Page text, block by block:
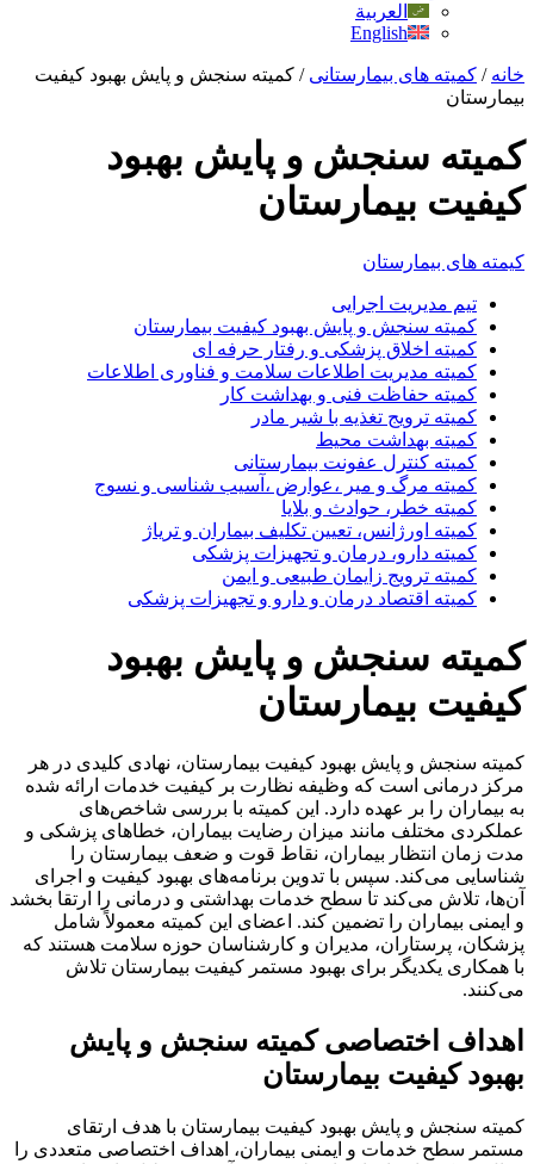
العربية
English
خانه / کمیته های بیمارستانی / کمیته سنجش و پایش بهبود کیفیت
بیمارستان
کمیته سنجش و پایش بهبود
کیفیت بیمارستان
کیمته های بیمارستان
تیم مدیریت اجرایی
کمیته سنجش و پایش بهبود کیفیت بیمارستان
کمیته اخلاق پزشکی و رفتار حرفه ای
کمیته مدیریت اطلاعات سلامت و فناوری اطلاعات
کمیته حفاظت فنی و بهداشت کار
کمیته ترویج تغذیه با شیر مادر
کمیته بهداشت محیط
کمیته کنترل عفونت بیمارستانی
کمیته مرگ و میر ،عوارض ،آسیب شناسی و نسوج
کمیته خطر، حوادث و بلایا
کمیته اورژانس، تعیین تکلیف بیماران و تریاژ
کمیته دارو، درمان و تجهیزات پزشکی
کمیته ترویج زایمان طبیعی و ایمن
کمیته اقتصاد درمان و دارو و تجهیزات پزشکی
کمیته سنجش و پایش بهبود
کیفیت بیمارستان
کمیته سنجش و پایش بهبود کیفیت بیمارستان، نهادی کلیدی در هر
مرکز درمانی است که وظیفه نظارت بر کیفیت خدمات ارائه شده
به بیماران را بر عهده دارد. این کمیته با بررسی شاخص‌های
عملکردی مختلف مانند میزان رضایت بیماران، خطاهای پزشکی و
مدت زمان انتظار بیماران، نقاط قوت و ضعف بیمارستان را
شناسایی می‌کند. سپس با تدوین برنامه‌های بهبود کیفیت و اجرای
آن‌ها، تلاش می‌کند تا سطح خدمات بهداشتی و درمانی را ارتقا بخشد
و ایمنی بیماران را تضمین کند. اعضای این کمیته معمولاً شامل
پزشکان، پرستاران، مدیران و کارشناسان حوزه سلامت هستند که
با همکاری یکدیگر برای بهبود مستمر کیفیت بیمارستان تلاش
می‌کنند.
اهداف اختصاصی کمیته سنجش و پایش
بهبود کیفیت بیمارستان
کمیته سنجش و پایش بهبود کیفیت بیمارستان با هدف ارتقای
مستمر سطح خدمات و ایمنی بیماران، اهداف اختصاصی متعددی را